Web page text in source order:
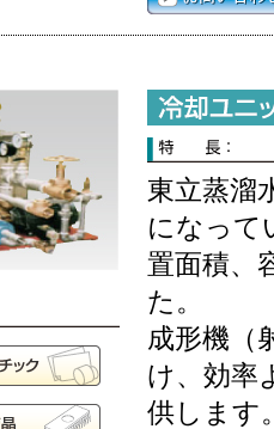
東立蒸溜
になって
置面積、
た。
成形機（
け、効率
供します